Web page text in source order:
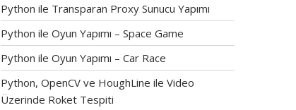
Python ile Transparan Proxy Sunucu Yapımı
Python ile Oyun Yapımı – Space Game
Python ile Oyun Yapımı – Car Race
Python, OpenCV ve HoughLine ile Video
Üzerinde Roket Tespiti